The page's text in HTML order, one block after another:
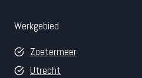
Werkgebied
Zoetermeer
Utrecht